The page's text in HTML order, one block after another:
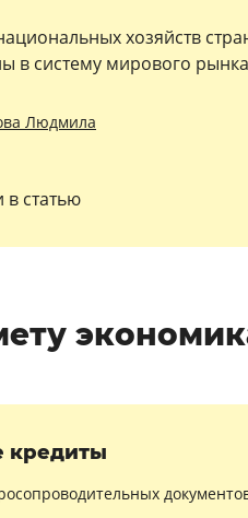
хозяйств
в систему мирового
Людмила
в статью
кредиты